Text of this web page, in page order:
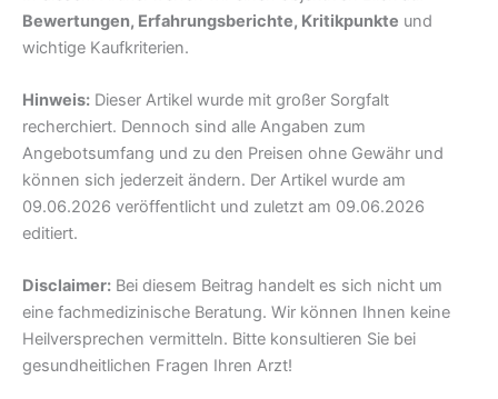
Bewertungen, Erfahrungsberichte, Kritikpunkte und
wichtige Kaufkriterien.
Hinweis: Dieser Artikel wurde mit großer Sorgfalt
recherchiert. Dennoch sind alle Angaben zum
Angebotsumfang und zu den Preisen ohne Gewähr und
können sich jederzeit ändern. Der Artikel wurde am
09.06.2026 veröffentlicht und zuletzt am 09.06.2026
editiert.
Disclaimer: Bei diesem Beitrag handelt es sich nicht um
eine fachmedizinische Beratung. Wir können Ihnen keine
Heilversprechen vermitteln. Bitte konsultieren Sie bei
gesundheitlichen Fragen Ihren Arzt!